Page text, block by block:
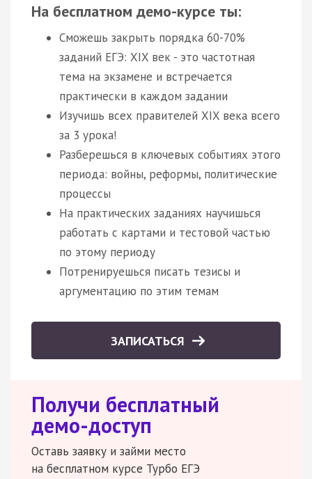
На бесплатном демо-курсе ты:
Сможешь закрыть порядка 60-70%
заданий ЕГЭ: XIX век - это частотная
тема на экзамене и встречается
практически в каждом задании
Изучишь всех правителей XIX века всего
за 3 урока!
Разберешься в ключевых событиях этого
периода: войны, реформы, политические
процессы
На практических заданиях научишься
работать с картами и тестовой частью
по этому периоду
Потренируешься писать тезисы и
аргументацию по этим темам
ЗАПИСАТЬСЯ
Получи бесплатный
демо-доступ
Оставь заявку и займи место
на бесплатном курсе Турбо ЕГЭ